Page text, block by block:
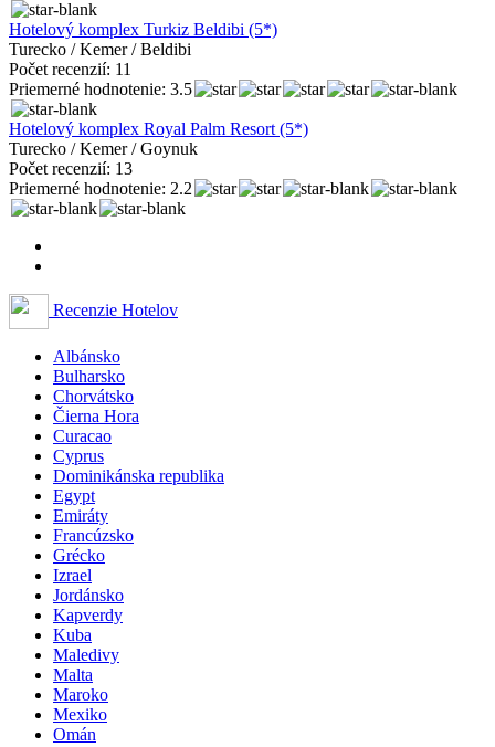
Hotelový komplex Turkiz Beldibi (5*)
Turecko / Kemer / Beldibi
Počet recenzií: 11
Priemerné hodnotenie: 3.5
Hotelový komplex Royal Palm Resort (5*)
Turecko / Kemer / Goynuk
Počet recenzií: 13
Priemerné hodnotenie: 2.2
Recenzie Hotelov
Albánsko
Bulharsko
Chorvátsko
Čierna Hora
Curacao
Cyprus
Dominikánska republika
Egypt
Emiráty
Francúzsko
Grécko
Izrael
Jordánsko
Kapverdy
Kuba
Maledivy
Malta
Maroko
Mexiko
Omán